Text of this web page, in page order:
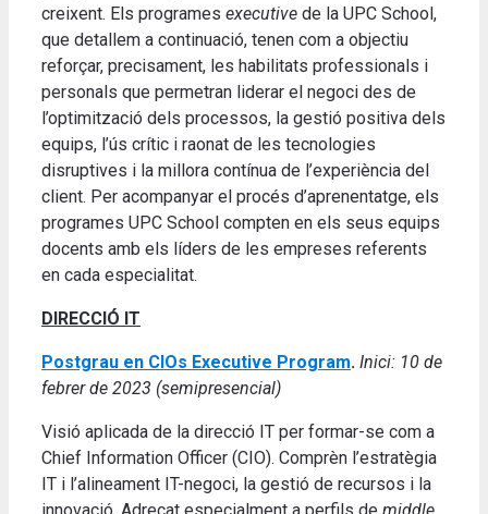
creixent. Els programes executive de la UPC School,
que detallem a continuació, tenen com a objectiu
reforçar, precisament, les habilitats professionals i
personals que permetran liderar el negoci des de
l’optimització dels processos, la gestió positiva dels
equips, l’ús crític i raonat de les tecnologies
disruptives i la millora contínua de l’experiència del
client. Per acompanyar el procés d’aprenentatge, els
programes UPC School compten en els seus equips
docents amb els líders de les empreses referents
en cada especialitat.
DIRECCIÓ IT
Postgrau en CIOs Executive Program. Inici: 10 de
febrer de 2023 (semipresencial)
Visió aplicada de la direcció IT per formar-se com a
Chief Information Officer (CIO). Comprèn l’estratègia
IT i l’alineament IT-negoci, la gestió de recursos i la